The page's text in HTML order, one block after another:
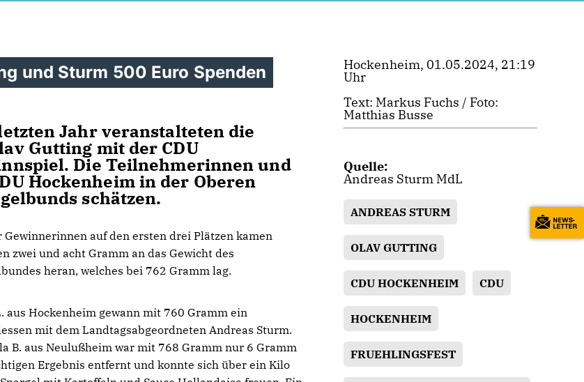
und Sturm 500 Euro Spenden
Jahr veranstalteten die
Gutting mit der CDU
Die Teilnehmerinnen und
Hockenheim in der Oberen
schätzen.
Gewinnerinnen auf den ersten drei Plätzen kamen
zwei und acht Gramm an das Gewicht des
heran, welches bei 762 Gramm lag.
aus Hockenheim gewann mit 760 Gramm ein
mit dem Landtagsabgeordneten Andreas Sturm.
B. aus Neulußheim war mit 768 Gramm nur 6 Gramm
Ergebnis entfernt und konnte sich über ein Kilo
Hockenheim, 01.05.2024, 21:19
Uhr
Text: Markus Fuchs / Foto:
Matthias Busse
Quelle:
Andreas Sturm MdL
ANDREAS STURM
OLAV GUTTING
CDU HOCKENHEIM CDU
HOCKENHEIM
FRUEHLINGSFEST